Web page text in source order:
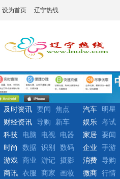
设为首页 辽宁热线
及时资讯 要闻
焦点
财经资讯
导购 新车
汽车 明星
娱乐
考试
科技
电脑 电视
电器
时尚
数据 识别 数码
家居 要闻
企业
手游
游戏
商业 游记
摄影
商讯
衣服 商家 画妆
消费 导购
微商
行情